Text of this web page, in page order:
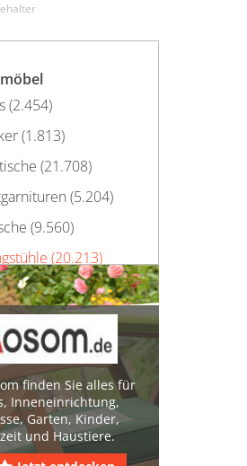
(2.454)
(1.813)
(21.708)
(5.204)
(9.560)
(20.213)
mit Fußteil
mit
(1.211)
Campingstühle
(586)
(72.676)
finden Sie alles für
Inneneinrichtung,
Garten, Kinder,
und Haustiere.